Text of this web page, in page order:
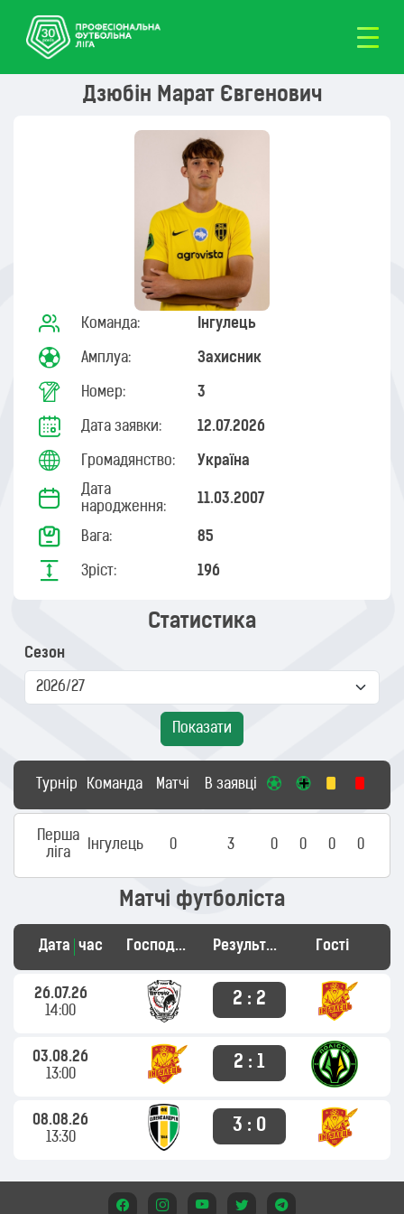
Дзюбін Марат Євгенович
Команда: Інгулець
Амплуа: Захисник
Номер: 3
Дата заявки: 12.07.2026
Громадянство: Україна
Дата
народження:
11.03.2007
Вага: 85
Зріст: 196
Статистика
Сезон
Показати
Турнір Команда Матчі В заявці
Перша
ліга
Інгулець 0 3 0 0 0 0
Матчі футболіста
Дата час Господарі Результат Гості
26.07.26
14:00
2 : 2
03.08.26
13:00
2 : 1
08.08.26
13:30
3 : 0